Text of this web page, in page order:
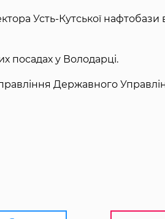
Усть-Кутської нафтобази
посадах у Володарці.
Державного